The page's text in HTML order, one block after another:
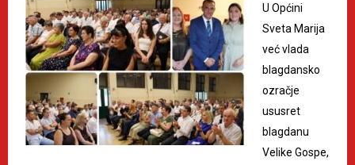
U Općini
Sveta Marija
već vlada
blagdansko
ozračje
ususret
blagdanu
Velike Gospe,